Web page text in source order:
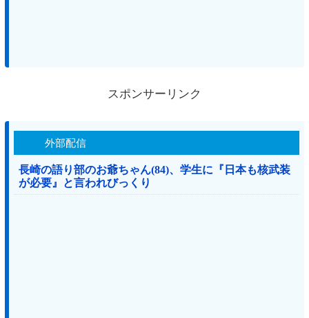
スポンサーリンク
外部配信
長崎の語り部のお爺ちゃん(84)、学生に『日本も核武装
が必要』と言われびっくり